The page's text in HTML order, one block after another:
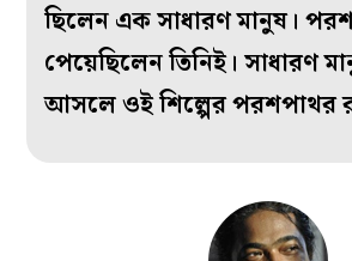
ছিলেন এক সাধারণ মানুষ।
পেয়েছিলেন তিনিই। সাধারণ
আসলে ওই শিল্পের পরশপাথর